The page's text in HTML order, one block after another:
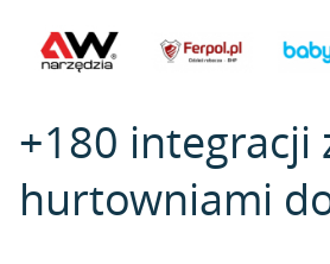
+180 integracji
hurtowniami